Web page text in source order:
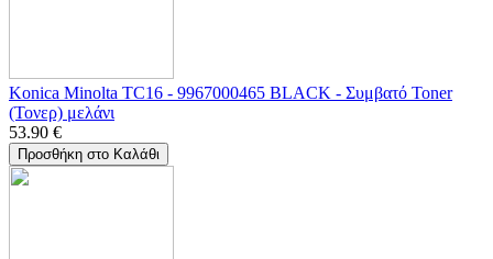
Konica Minolta TC16 - 9967000465 BLACK - Συμβατό Toner
(Τονερ) μελάνι
53.90 €
Προσθήκη στο Καλάθι